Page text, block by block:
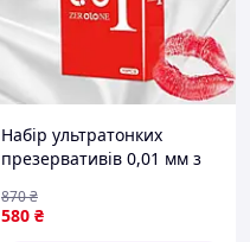
Набір ультратонких
презервативів 0,01 мм з
гіалуроновою кислотою
10шт
580 ₴
870₴